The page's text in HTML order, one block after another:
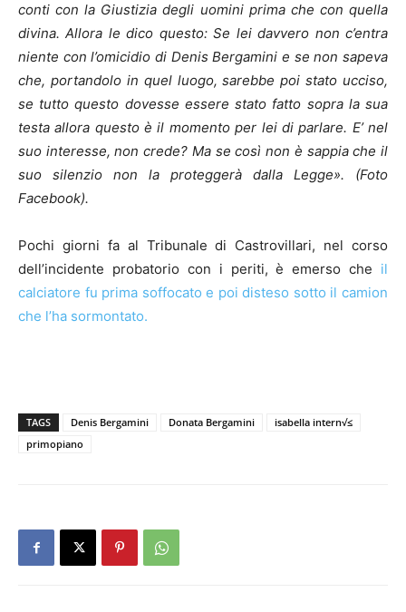
conti con la Giustizia degli uomini prima che con quella
divina. Allora le dico questo: Se lei davvero non c’entra
niente con l’omicidio di Denis Bergamini e se non sapeva
che, portandolo in quel luogo, sarebbe poi stato ucciso,
se tutto questo dovesse essere stato fatto sopra la sua
testa allora questo è il momento per lei di parlare. E’ nel
suo interesse, non crede? Ma se così non è sappia che il
suo silenzio non la proteggerà dalla Legge». (Foto
Facebook).
Pochi giorni fa al Tribunale di Castrovillari, nel corso
dell’incidente probatorio con i periti, è emerso che il
calciatore fu prima soffocato e poi disteso sotto il camion
che l’ha sormontato.
TAGS Denis Bergamini Donata Bergamini
isabella intern√≤
primopiano